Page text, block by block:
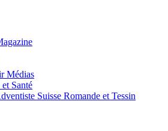
Médias
Santé
Suisse Romande et Tessin